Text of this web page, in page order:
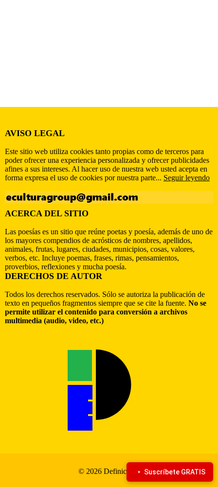
AVISO LEGAL
Este sitio web utiliza cookies tanto propias como de terceros para
poder ofrecer una experiencia personalizada y ofrecer publicidades
afines a sus intereses. Al hacer uso de nuestra web usted acepta en
forma expresa el uso de cookies por nuestra parte... Seguir leyendo
ACERCA DEL SITIO
Las poesías es un sitio que reúne poetas y poesía, además de uno de
los mayores compendios de acrósticos de nombres, apellidos,
animales, frutas, lugares, ciudades, municipios, cosas, valores,
verbos, etc. Incluye poemas, frases, rimas, pensamientos,
proverbios, reflexiones y mucha poesía.
DERECHOS DE AUTOR
Todos los derechos reservados. Sólo se autoriza la publicación de
texto en pequeños fragmentos siempre que se cite la fuente. No se
permite utilizar el contenido para conversión a archivos
multimedia (audio, video, etc.)
© 2026 Definiciona Suscríbete GRATIS